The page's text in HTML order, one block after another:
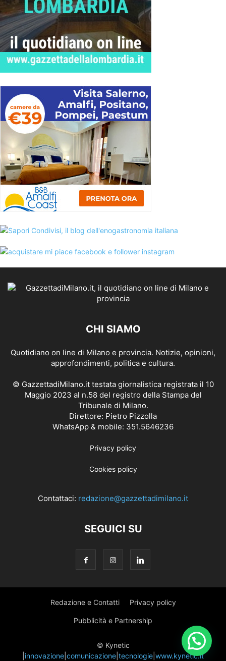
CHI SIAMO
Quotidiano on line di Milano e provincia. Notizie, opinioni,
approfondimenti, politica e cultura.
© GazzettadiMilano.it testata giornalistica registrata il 10
Maggio 2023 al n.58 del registro della Stampa del
Tribunale di Milano.
Direttore: Pietro Pizzolla
WhatsApp & mobile: 351.5646236
Privacy policy
Cookies policy
Contattaci: redazione@gazzettadimilano.it
SEGUICI SU
Redazione e Contatti Privacy policy
Pubblicità e Partnership
© Kynetic
innovazione comunicazione tecnologie www.kynetic.it